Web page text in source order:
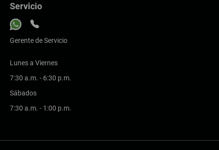
Servicio
Gerente de Servicio
Lunes a Viernes
7:30 a.m. - 6:30 p.m.
Sábados
7:30 a.m. - 1:00 p.m.